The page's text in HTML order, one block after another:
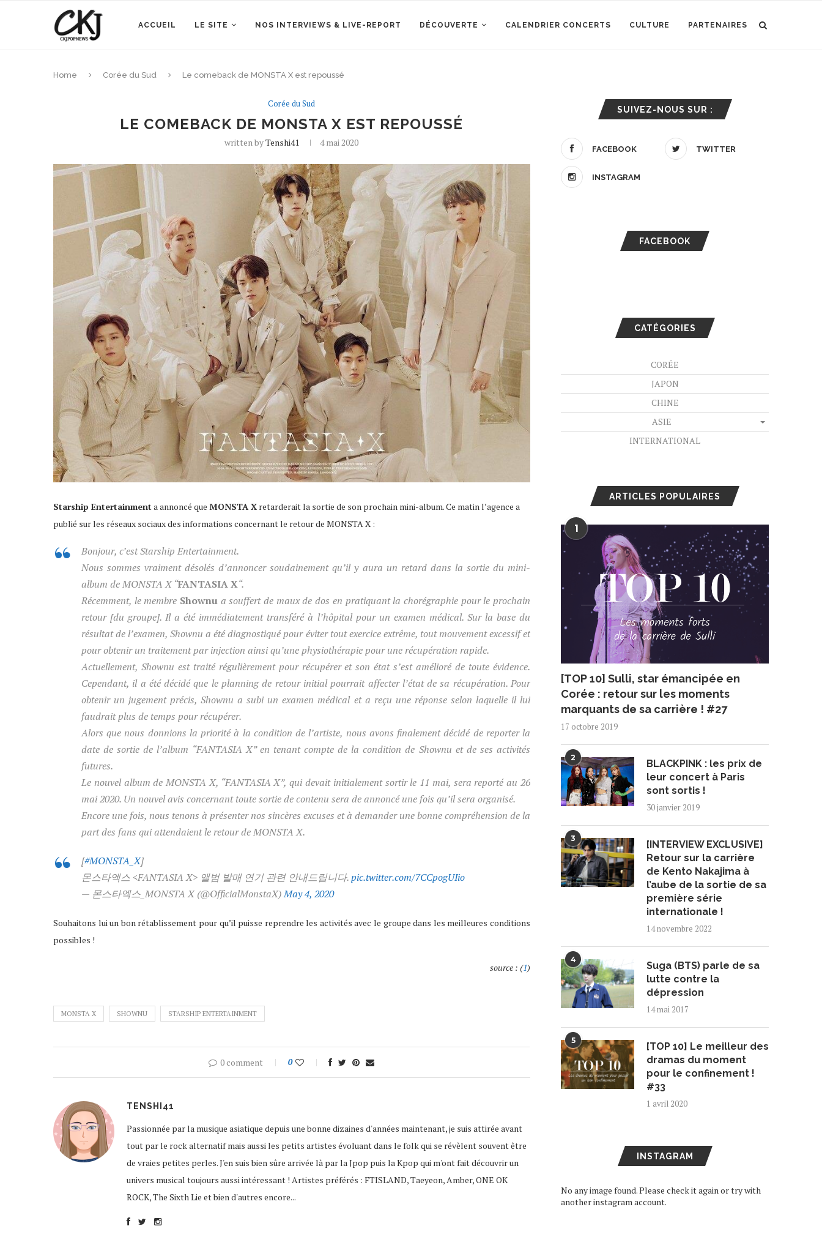
ACCUEIL LE SITE NOS INTERVIEWS & LIVE-REPORT DÉCOUVERTE CALENDRIER CONCERTS CULTURE PARTENAIRES
Home Corée du Sud Le comeback de MONSTA X est repoussé
Corée du Sud
LE COMEBACK DE MONSTA X EST REPOUSSÉ
written byTenshi41 4 mai 2020
Starship Entertainment a annoncé que MONSTA X retarderait la sortie de son prochain mini-album. Ce matin l’agence a
publié sur les réseaux sociaux des informations concernant le retour de MONSTA X :
Bonjour, c’est Starship Entertainment.
Nous sommes vraiment désolés d’annoncer soudainement qu’il y aura un retard dans la sortie du mini-
album de MONSTA X “FANTASIA X“.
Récemment, le membre Shownu a souffert de maux de dos en pratiquant la chorégraphie pour le prochain
retour [du groupe]. Il a été immédiatement transféré à l’hôpital pour un examen médical. Sur la base du
résultat de l’examen, Shownu a été diagnostiqué pour éviter tout exercice extrême, tout mouvement excessif et
pour obtenir un traitement par injection ainsi qu’une physiothérapie pour une récupération rapide.
Actuellement, Shownu est traité régulièrement pour récupérer et son état s’est amélioré de toute évidence.
Cependant, il a été décidé que le planning de retour initial pourrait affecter l’état de sa récupération. Pour
obtenir un jugement précis, Shownu a subi un examen médical et a reçu une réponse selon laquelle il lui
faudrait plus de temps pour récupérer.
Alors que nous donnions la priorité à la condition de l’artiste, nous avons finalement décidé de reporter la
date de sortie de l’album “FANTASIA X” en tenant compte de la condition de Shownu et de ses activités
futures.
Le nouvel album de MONSTA X, “FANTASIA X”, qui devait initialement sortir le 11 mai, sera reporté au 26
mai 2020. Un nouvel avis concernant toute sortie de contenu sera de annoncé une fois qu’il sera organisé.
Encore une fois, nous tenons à présenter nos sincères excuses et à demander une bonne compréhension de la
part des fans qui attendaient le retour de MONSTA X.
[#MONSTA_X]
몬스타엑스 <FANTASIA X> 앨범 발매 연기 관련 안내드립니다.pic.twitter.com/7CCpogUIio
— 몬스타엑스_MONSTA X (@OfficialMonstaX)May 4, 2020
Souhaitons lui un bon rétablissement pour qu’il puisse reprendre les activités avec le groupe dans les meilleures conditions
possibles !
source : (1)
MONSTA X SHOWNU STARSHIP ENTERTAINMENT
0 comment 0
TENSHI41
Passionnée par la musique asiatique depuis une bonne dizaines d'années maintenant, je suis attirée avant
tout par le rock alternatif mais aussi les petits artistes évoluant dans le folk qui se révèlent souvent être
de vraies petites perles. J'en suis bien sûre arrivée là par la Jpop puis la Kpop qui m'ont fait découvrir un
univers musical toujours aussi intéressant ! Artistes préférés : FTISLAND, Taeyeon, Amber, ONE OK
ROCK, The Sixth Lie et bien d'autres encore...
SUIVEZ-NOUS SUR :
FACEBOOK TWITTER
INSTAGRAM
FACEBOOK
CATÉGORIES
CORÉE
JAPON
CHINE
ASIE
INTERNATIONAL
ARTICLES POPULAIRES
1
[TOP 10] Sulli, star émancipée en
Corée : retour sur les moments
marquants de sa carrière ! #27
17 octobre 2019
2
BLACKPINK : les prix de
leur concert à Paris
sont sortis !
30 janvier 2019
3
[INTERVIEW EXCLUSIVE]
Retour sur la carrière
de Kento Nakajima à
l’aube de la sortie de sa
première série
internationale !
14 novembre 2022
4
Suga (BTS) parle de sa
lutte contre la
dépression
14 mai 2017
5
[TOP 10] Le meilleur des
dramas du moment
pour le confinement !
#33
1 avril 2020
INSTAGRAM
No any image found. Please check it again or try with
another instagram account.